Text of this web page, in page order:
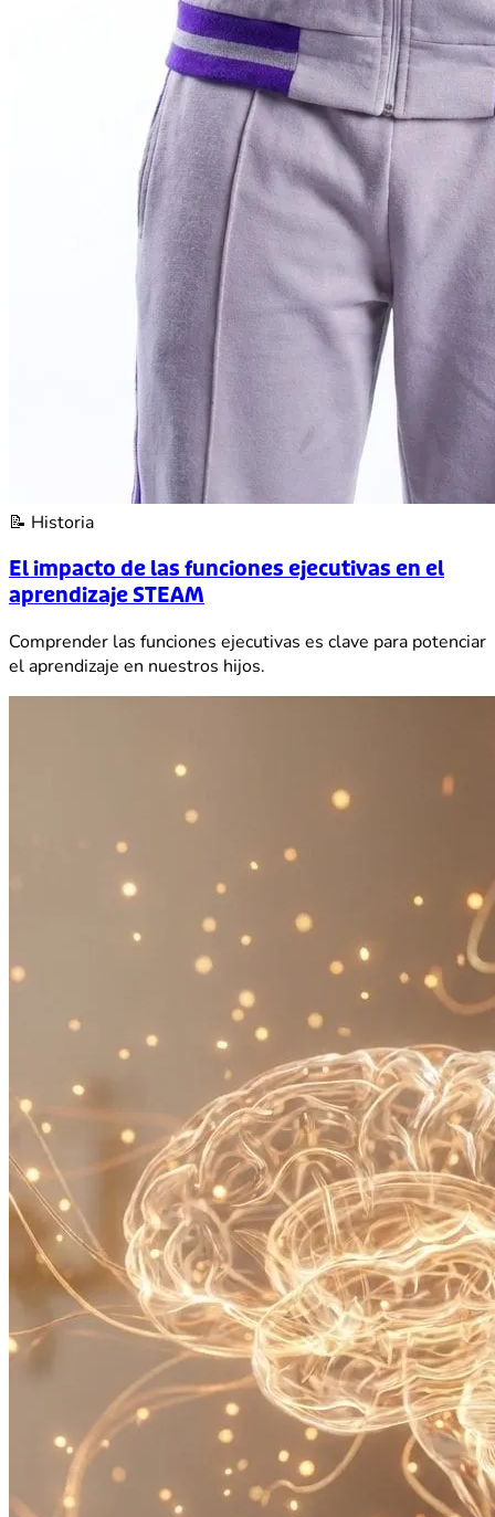
📝 Historia
El impacto de las funciones ejecutivas en el
aprendizaje STEAM
Comprender las funciones ejecutivas es clave para potenciar
el aprendizaje en nuestros hijos.